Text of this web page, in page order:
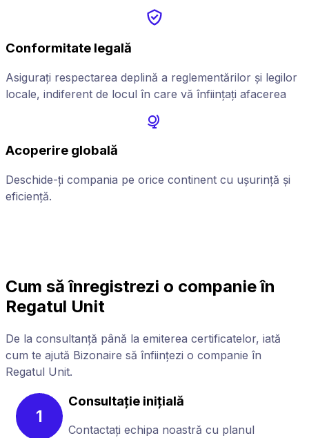
Conformitate legală
Asigurați respectarea deplină a reglementărilor și legilor
locale, indiferent de locul în care vă înființați afacerea
Acoperire globală
Deschide-ți compania pe orice continent cu ușurință și
eficiență.
Cum să înregistrezi o companie în
Regatul Unit
De la consultanță până la emiterea certificatelor, iată
cum te ajută Bizonaire să înființezi o companie în
Regatul Unit.
1
Consultație inițială
Contactați echipa noastră cu planul